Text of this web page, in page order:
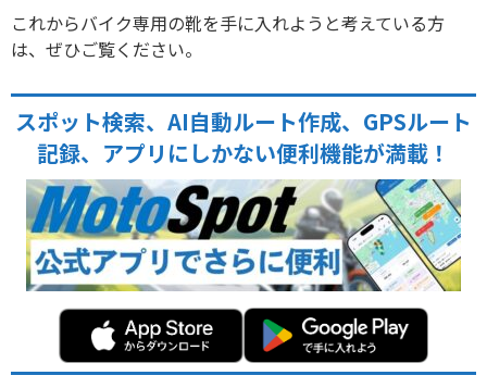
これからバイク専用の靴を手に入れようと考えている方
は、ぜひご覧ください。
スポット検索、AI自動ルート作成、GPSルート
記録、アプリにしかない便利機能が満載！